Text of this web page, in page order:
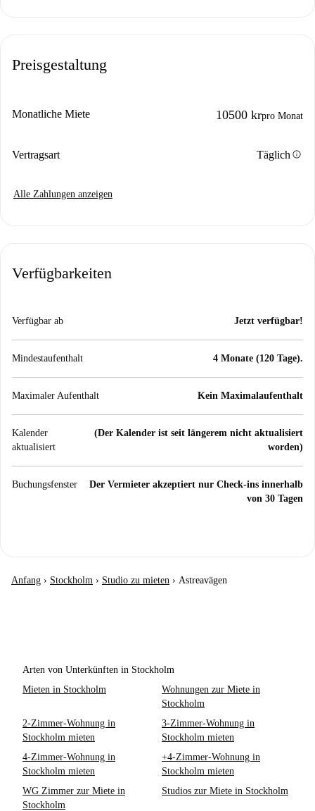
Preisgestaltung
Monatliche Miete 10500 krpro Monat
Vertragsart Täglich info
Alle Zahlungen anzeigen
Verfügbarkeiten
Verfügbar ab Jetzt verfügbar!
Mindestaufenthalt 4 Monate (120 Tage).
Maximaler Aufenthalt Kein Maximalaufenthalt
Kalender
aktualisiert
(Der Kalender ist seit längerem nicht aktualisiert
worden)
Buchungsfenster
Der Vermieter akzeptiert nur Check-ins innerhalb
von 30 Tagen
Anfang › Stockholm › Studio zu mieten › Astreavägen
Arten von Unterkünften in Stockholm
Mieten in Stockholm
Wohnungen zur Miete in
Stockholm
2-Zimmer-Wohnung in
Stockholm mieten
3-Zimmer-Wohnung in
Stockholm mieten
4-Zimmer-Wohnung in
Stockholm mieten
+4-Zimmer-Wohnung in
Stockholm mieten
WG Zimmer zur Miete in
Stockholm
Studios zur Miete in Stockholm